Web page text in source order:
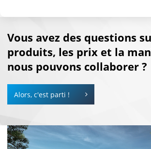
Vous avez des questions
produits, les prix et la
nous pouvons collaborer ?
Alors, c'est parti !